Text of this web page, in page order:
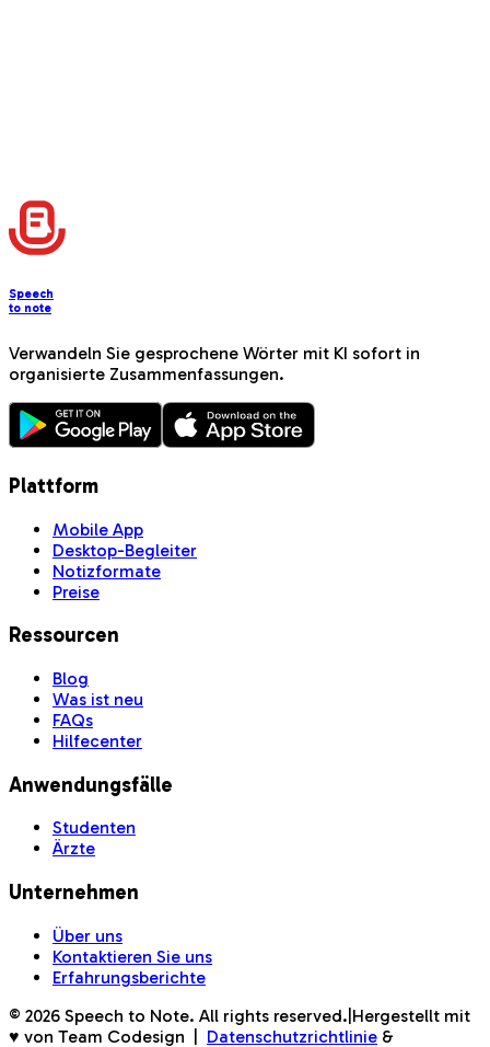
Speech
to note
Verwandeln Sie gesprochene Wörter mit KI sofort in
organisierte Zusammenfassungen.
Plattform
Mobile App
Desktop-Begleiter
Notizformate
Preise
Ressourcen
Blog
Was ist neu
FAQs
Hilfecenter
Anwendungsfälle
Studenten
Ärzte
Unternehmen
Über uns
Kontaktieren Sie uns
Erfahrungsberichte
© 2026 Speech to Note. All rights reserved. Hergestellt mit
♥ von Team Codesign
Datenschutzrichtlinie &